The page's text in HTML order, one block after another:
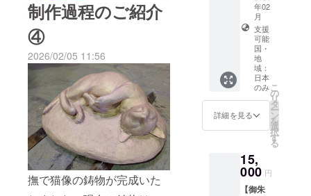
からも多くの方々の心に寄
り添い、癒しと導きの象徴
として愛され続けてまいり
ますように。そして本プロ
ジェクトを通じて結ばれた
ご縁が、末永く続いていき
ますことを心より願ってお
ります。皆様がこれからも
大神様のご加護と導きによ
り、穏やかな日々をお過ご
ロジェクトに心を寄せ、温
かなお力添えをくださいま
した皆さまのおかげでござ
います。感謝の思いは、言
葉では尽くしきれません。
振り返れば、不安と期待が
入り混じるなかでの歩みで
ございました。 それ
でも皆さまから届く応援の
制作過程のご紹介
④
2026/02/05 11:56
撫で猫像の鋳物が完成いた
た。境内に
は“狛猫”が建
立されてい
ます。これ
は道灌を
救った黒猫
のご縁によ
るもので
す。
14cm、
幅約
20cm
・お名
前を記
載した
芳名帳
を神前
に記載
するお
備考欄
にご記
載くだ
さい ク
年02
月
支援
可能
国・
地
域：
日本
のみ
詳細を見る
こ
の
リ
タ
ー
ン
を
選
択
す
る
15,
000 円
【御朱